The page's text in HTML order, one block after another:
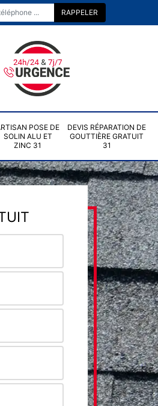
POSE DE
SOLIN ALU ET
ZINC 31
DEVIS RÉPARATION DE
GOUTTIÈRE GRATUIT
31